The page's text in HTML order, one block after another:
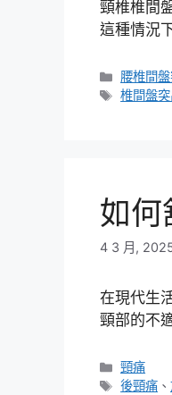
頸椎椎間
這種情況
分
類
腰椎間
標
椎間盤突
如何
4 3 月,
在現代生
頸部的不
分
類
頸痛
標
後頸痛 、